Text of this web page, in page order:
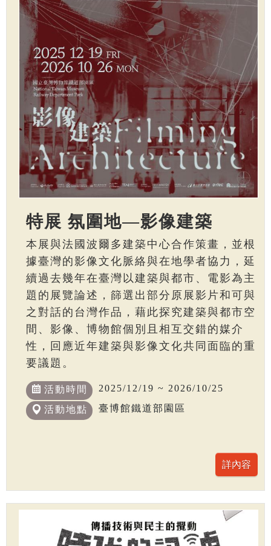
特展 氛圍地—影像建築
本展與法國波爾多建築中心合作策畫，並根
據臺灣的影像文化脈絡與在地學者協力，延
續過去幾年在臺灣以建築與都市、電影為主
題的展覽論述，篩選出部分原展影片和可與
之對話的台灣作品，藉此探究建築與都市空
間、影像、博物館個別且相互交錯的媒介
性，回應近年建築與影像文化共同面臨的重
要議題。
活動時間 2025/12/19 ~ 2026/10/25
活動地點 臺博館鐵道部園區